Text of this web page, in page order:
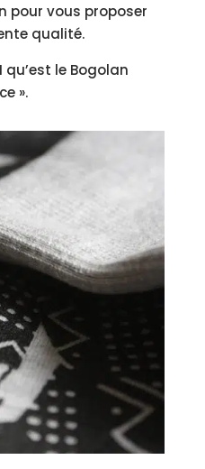
pour vous proposer
qualité.
le Bogolan
».